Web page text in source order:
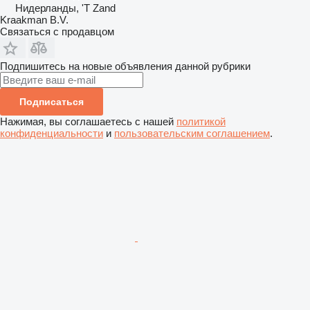
Нидерланды, 'T Zand
Kraakman B.V.
Связаться с продавцом
Подпишитесь на новые объявления данной рубрики
Подписаться
Нажимая, вы соглашаетесь с нашей политикой
конфиденциальности и пользовательским соглашением.